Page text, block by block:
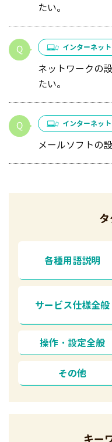
たい。
インターネット
ネットワークの
たい。
インターネット
メールソフトの
各種用語説明
サービス仕様全般
操作・設定全般
その他